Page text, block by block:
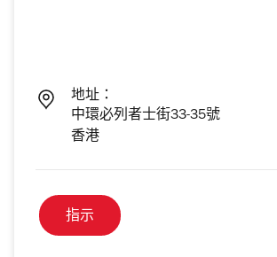
地址：
中環必列者士街33-35號
香港
指示